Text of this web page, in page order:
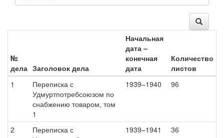
№
дела Заголовок дела
Начальная
дата –
конечная
дата
Количество
листов
1
Переписка с
Удмуртпотребсоюзом по
снабжению товаром, том
1
1939–1940 96
2
Переписка с
1939–1941 36